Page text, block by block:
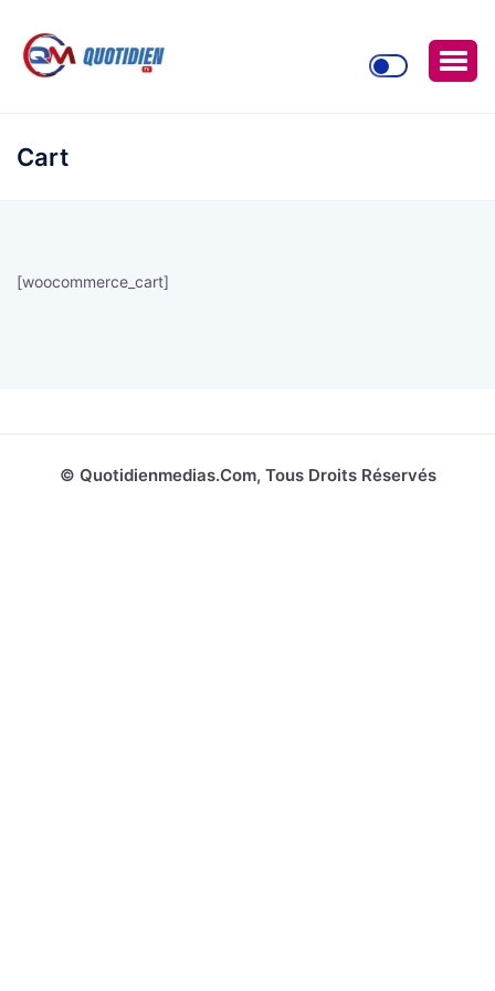
Cart
[woocommerce_cart]
© Quotidienmedias.com, Tous Droits Réservés